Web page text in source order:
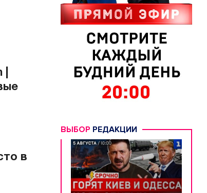
в
ВЫБОР РЕДАКЦИИ